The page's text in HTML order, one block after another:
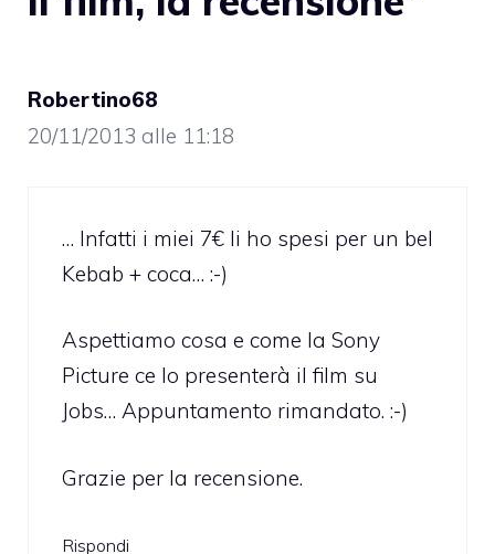
Robertino68
20/11/2013 alle 11:18
… Infatti i miei 7€ li ho spesi per un bel
Kebab + coca… :-)
Aspettiamo cosa e come la Sony
Picture ce lo presenterà il film su
Jobs… Appuntamento rimandato. :-)
Grazie per la recensione.
Rispondi